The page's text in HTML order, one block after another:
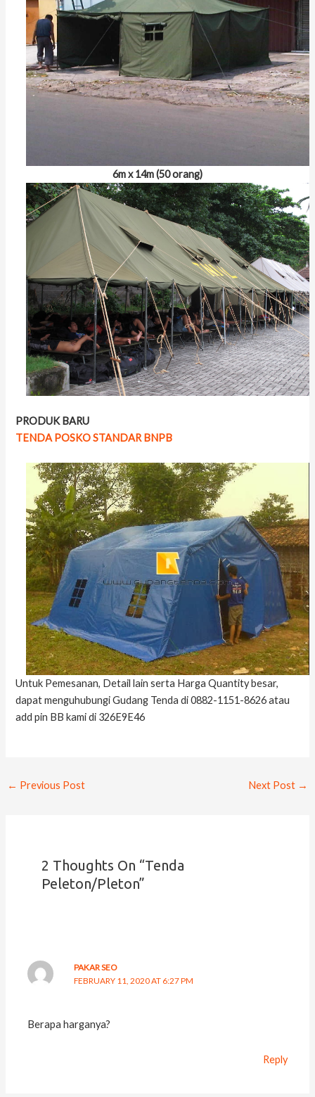
6m x 14m (50 orang)
PRODUK BARU
TENDA POSKO STANDAR BNPB
Untuk Pemesanan, Detail lain serta Harga Quantity besar,
dapat menguhubungi Gudang Tenda di 0882-1151-8626 atau
add pin BB kami di 326E9E46
← Previous Post Next Post →
2 Thoughts On “Tenda
Peleton/Pleton”
PAKAR SEO
FEBRUARY 11, 2020 AT 6:27 PM
Berapa harganya?
Reply